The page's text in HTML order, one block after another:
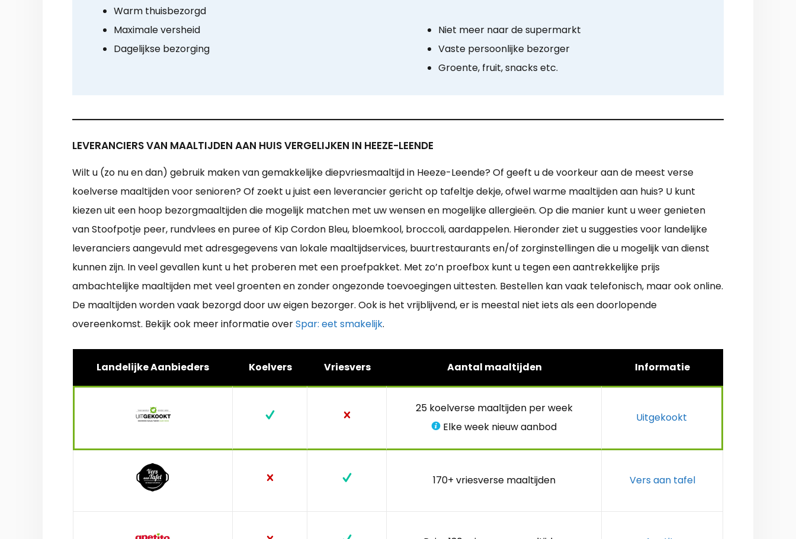
Warm thuisbezorgd
Maximale versheid
Dagelijkse bezorging
Niet meer naar de supermarkt
Vaste persoonlijke bezorger
Groente, fruit, snacks etc.
LEVERANCIERS VAN MAALTIJDEN AAN HUIS VERGELIJKEN IN HEEZE-LEENDE
Wilt u (zo nu en dan) gebruik maken van gemakkelijke diepvriesmaaltijd in Heeze-Leende? Of geeft u de voorkeur aan de meest verse
koelverse maaltijden voor senioren? Of zoekt u juist een leverancier gericht op tafeltje dekje, ofwel warme maaltijden aan huis? U kunt
kiezen uit een hoop bezorgmaaltijden die mogelijk matchen met uw wensen en mogelijke allergieën. Op die manier kunt u weer genieten
van Stoofpotje peer, rundvlees en puree of Kip Cordon Bleu, bloemkool, broccoli, aardappelen. Hieronder ziet u suggesties voor landelijke
leveranciers aangevuld met adresgegevens van lokale maaltijdservices, buurtrestaurants en/of zorginstellingen die u mogelijk van dienst
kunnen zijn. In veel gevallen kunt u het proberen met een proefpakket. Met zo’n proefbox kunt u tegen een aantrekkelijke prijs
ambachtelijke maaltijden met veel groenten en zonder ongezonde toevoegingen uittesten. Bestellen kan vaak telefonisch, maar ook online.
De maaltijden worden vaak bezorgd door uw eigen bezorger. Ook is het vrijblijvend, er is meestal niet iets als een doorlopende
overeenkomst. Bekijk ook meer informatie overSpar: eet smakelijk.
Landelijke Aanbieders Koelvers Vriesvers Aantal maaltijden Informatie
25 koelverse maaltijden per week
Elke week nieuw aanbod
Uitgekookt
170+ vriesverse maaltijden Vers aan tafel